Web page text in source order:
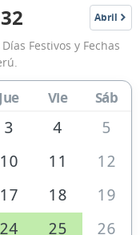
Abril
1932
Festivos y Fechas
Jue Vie Sáb
3 4
5
10 11
12
17 18
19
24 25
26